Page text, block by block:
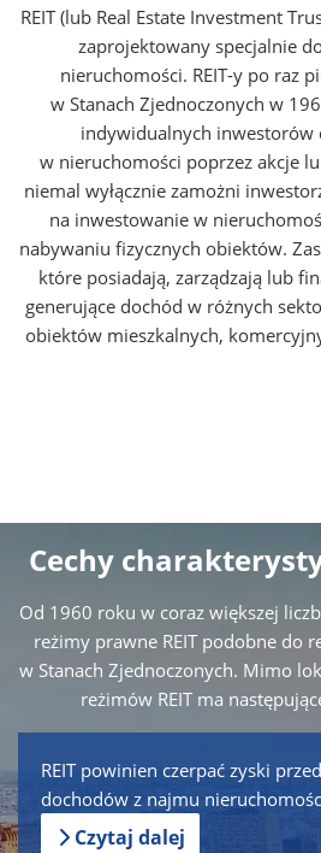
REIT (lub Real Estate Investment
zaprojektowany specjalnie
nieruchomości. REIT-y po raz
w Stanach Zjednoczonych w
indywidualnych inwestorów
w nieruchomości poprzez akcje
niemal wyłącznie zamożni
na inwestowanie w
nabywaniu fizycznych obiektów.
które posiadają, zarządzają lub
generujące dochód w różnych
obiektów mieszkalnych,
Cechy
Od 1960 roku w coraz większej
reżimy prawne REIT podobne do
w Stanach Zjednoczonych. Mimo
reżimów REIT ma
REIT powinien czerpać zyski
dochodów z najmu
Czytaj dalej